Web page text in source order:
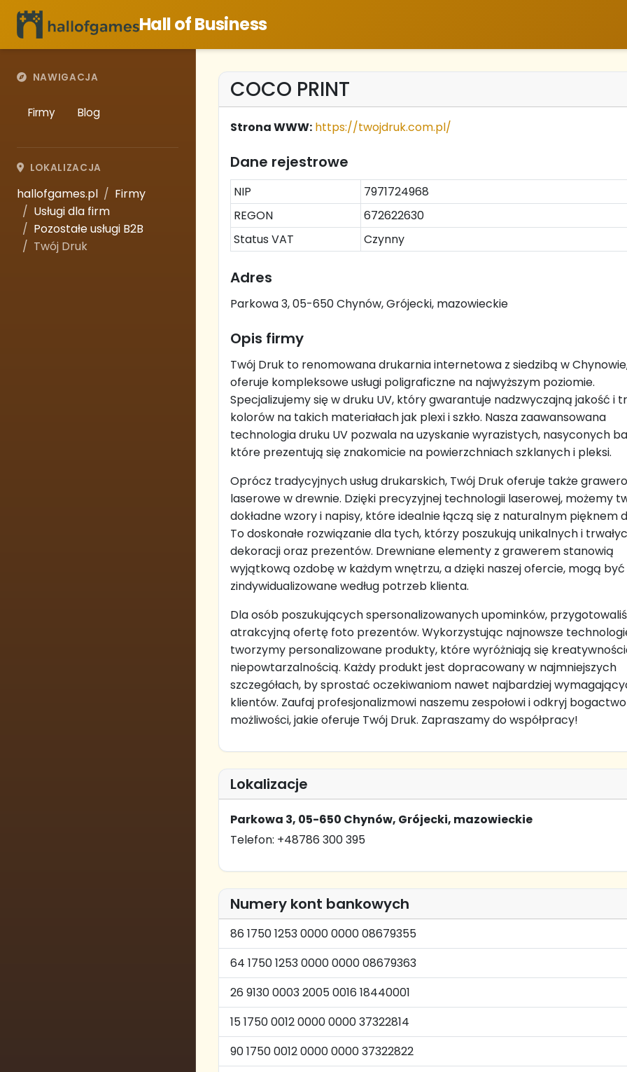
Hall of Business
NAWIGACJA
Firmy Blog
LOKALIZACJA
hallofgames.pl
Firmy
Usługi dla firm
Pozostałe usługi B2B
Twój Druk
COCO PRINT
Strona WWW: https://twojdruk.com.pl/
Dane rejestrowe
NIP
7971724968
REGON
672622630
Status VAT
Czynny
Adres
Parkowa 3, 05-650 Chynów, Grójecki, mazowieckie
Opis firmy
Twój Druk to renomowana drukarnia internetowa z siedzibą w
oferuje kompleksowe usługi poligraficzne na najwyższym poziomie.
Specjalizujemy się w druku UV, który gwarantuje nadzwyczajną jakość i
kolorów na takich materiałach jak plexi i szkło. Nasza zaawansowana
technologia druku UV pozwala na uzyskanie wyrazistych, nasyconych
które prezentują się znakomicie na powierzchniach szklanych i pleksi.
Oprócz tradycyjnych usług drukarskich, Twój Druk oferuje także
laserowe w drewnie. Dzięki precyzyjnej technologii laserowej, możemy
dokładne wzory i napisy, które idealnie łączą się z naturalnym pięknem
To doskonałe rozwiązanie dla tych, którzy poszukują unikalnych i
dekoracji oraz prezentów. Drewniane elementy z grawerem stanowią
wyjątkową ozdobę w każdym wnętrzu, a dzięki naszej ofercie, mogą być
zindywidualizowane według potrzeb klienta.
Dla osób poszukujących spersonalizowanych upominków,
atrakcyjną ofertę foto prezentów. Wykorzystując najnowsze
tworzymy personalizowane produkty, które wyróżniają się
niepowtarzalnością. Każdy produkt jest dopracowany w najmniejszych
szczegółach, by sprostać oczekiwaniom nawet najbardziej
klientów. Zaufaj profesjonalizmowi naszemu zespołowi i odkryj bogactwo
możliwości, jakie oferuje Twój Druk. Zapraszamy do współpracy!
Lokalizacje
Parkowa 3, 05-650 Chynów, Grójecki, mazowieckie
Telefon: +48786 300 395
Numery kont bankowych
86 1750 1253 0000 0000 08679355
64 1750 1253 0000 0000 08679363
26 9130 0003 2005 0016 18440001
15 1750 0012 0000 0000 37322814
90 1750 0012 0000 0000 37322822